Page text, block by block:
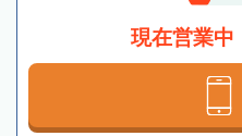
現在営業中